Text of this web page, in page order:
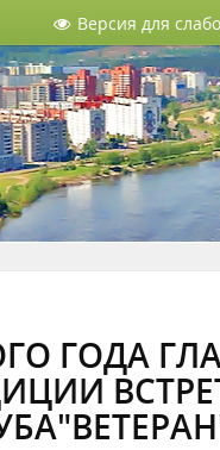
Версия для
ГОДА